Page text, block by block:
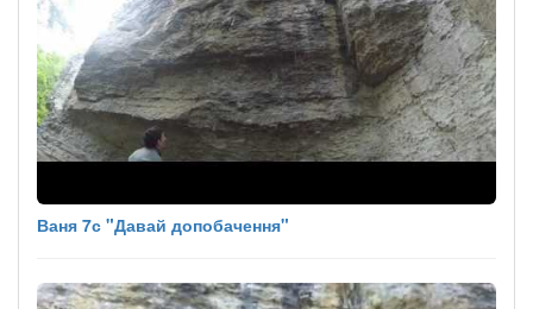
Ваня 7с "Давай допобачення"